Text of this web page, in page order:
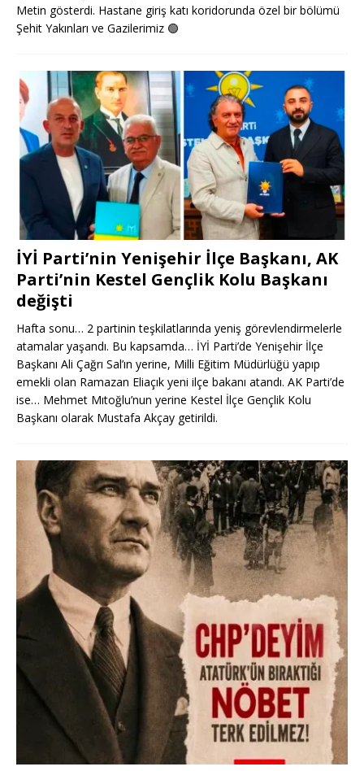
Metin gösterdi. Hastane giriş katı koridorunda özel bir bölümü
Şehit Yakınları ve Gazilerimiz 🟢
İYİ Parti’nin Yenişehir İlçe Başkanı, AK
Parti’nin Kestel Gençlik Kolu Başkanı
değişti
Hafta sonu… 2 partinin teşkilatlarında yeniş görevlendirmelerle
atamalar yaşandı. Bu kapsamda… İYİ Parti’de Yenişehir İlçe
Başkanı Ali Çağrı Sal’ın yerine, Milli Eğitim Müdürlüğü yapıp
emekli olan Ramazan Eliaçık yeni ilçe bakanı atandı. AK Parti’de
ise… Mehmet Mıtoğlu’nun yerine Kestel İlçe Gençlik Kolu
Başkanı olarak Mustafa Akçay getirildi.